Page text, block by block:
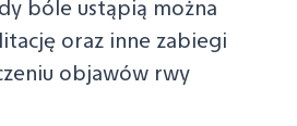
bóle ustąpią można
oraz inne zabiegi
objawów rwy